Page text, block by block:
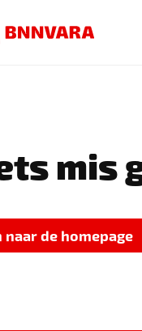
mis
naar de homepage